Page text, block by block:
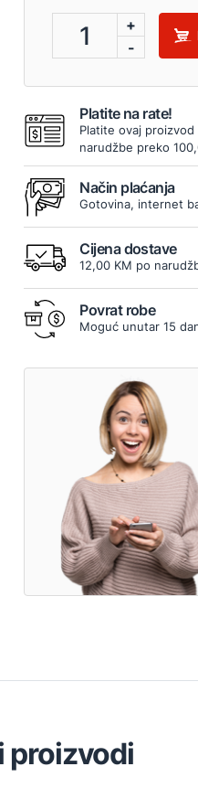
1
+
-
Platite na rate!
Platite ovaj
narudžbe preko
Način plaćanja
Gotovina, internet
Cijena dostave
12,00 KM po
Povrat robe
Moguć unutar 15
proizvodi